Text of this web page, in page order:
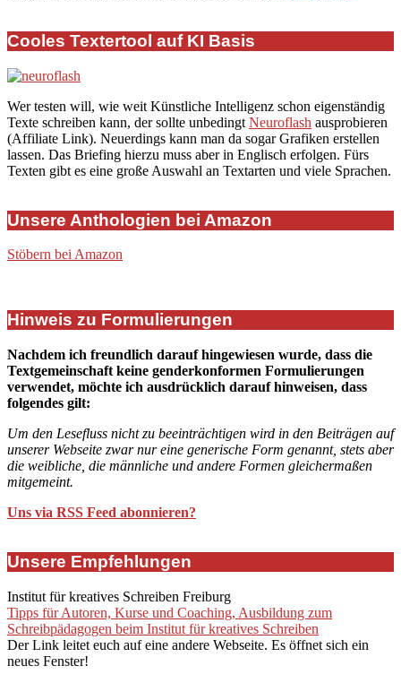
Cooles Textertool auf KI Basis
Wer testen will, wie weit Künstliche Intelligenz schon eigenständig
Texte schreiben kann, der sollte unbedingt Neuroflash ausprobieren
(Affiliate Link). Neuerdings kann man da sogar Grafiken erstellen
lassen. Das Briefing hierzu muss aber in Englisch erfolgen. Fürs
Texten gibt es eine große Auswahl an Textarten und viele Sprachen.
Unsere Anthologien bei Amazon
Stöbern bei Amazon
Hinweis zu Formulierungen
Nachdem ich freundlich darauf hingewiesen wurde, dass die
Textgemeinschaft keine genderkonformen Formulierungen
verwendet, möchte ich ausdrücklich darauf hinweisen, dass
folgendes gilt:
Um den Lesefluss nicht zu beeinträchtigen wird in den Beiträgen auf
unserer Webseite zwar nur eine generische Form genannt, stets aber
die weibliche, die männliche und andere Formen gleichermaßen
mitgemeint.
Uns via RSS Feed abonnieren?
Unsere Empfehlungen
Institut für kreatives Schreiben Freiburg
Tipps für Autoren, Kurse und Coaching, Ausbildung zum
Schreibpädagogen beim Institut für kreatives Schreiben
Der Link leitet euch auf eine andere Webseite. Es öffnet sich ein
neues Fenster!